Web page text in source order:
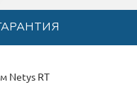
ГАРАНТИЯ
Netys RT